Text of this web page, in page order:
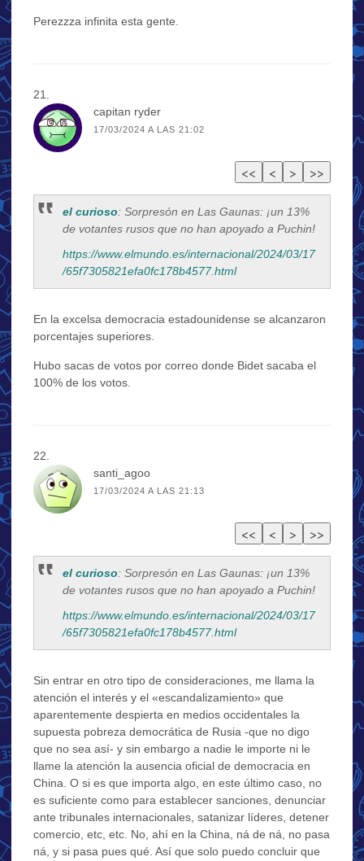
Perezzza infinita esta gente.
capitan ryder
17/03/2024 A LAS 21:02
el curioso: Sorpresón en Las Gaunas: ¡un 13%
de votantes rusos que no han apoyado a Puchin!
https://www.elmundo.es/internacional/2024/03/17
/65f7305821efa0fc178b4577.html
En la excelsa democracia estadounidense se alcanzaron
porcentajes superiores.
Hubo sacas de votos por correo donde Bidet sacaba el
100% de los votos.
santi_agoo
17/03/2024 A LAS 21:13
el curioso: Sorpresón en Las Gaunas: ¡un 13%
de votantes rusos que no han apoyado a Puchin!
https://www.elmundo.es/internacional/2024/03/17
/65f7305821efa0fc178b4577.html
Sin entrar en otro tipo de consideraciones, me llama la
atención el interés y el «escandalizamiento» que
aparentemente despierta en medios occidentales la
supuesta pobreza democrática de Rusia -que no digo
que no sea así- y sin embargo a nadie le importe ni le
llame la atención la ausencia oficial de democracia en
China. O si es que importa algo, en este último caso, no
es suficiente como para establecer sanciones, denunciar
ante tribunales internacionales, satanizar líderes, detener
comercio, etc, etc. No, ahí en la China, ná de ná, no pasa
ná, y si pasa pues qué. Así que solo puedo concluir que